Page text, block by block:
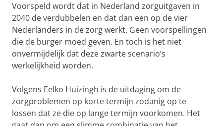
Voorspeld wordt dat in Nederland zorguitgaven in
2040 de verdubbelen en dat dan een op de vier
Nederlanders in de zorg werkt. Geen voorspellingen
die de burger moed geven. En toch is het niet
onvermijdelijk dat deze zwarte scenario’s
werkelijkheid worden.
Volgens Eelko Huizingh is de uitdaging om de
zorgproblemen op korte termijn zodanig op te
lossen dat ze die op lange termijn voorkomen. Het